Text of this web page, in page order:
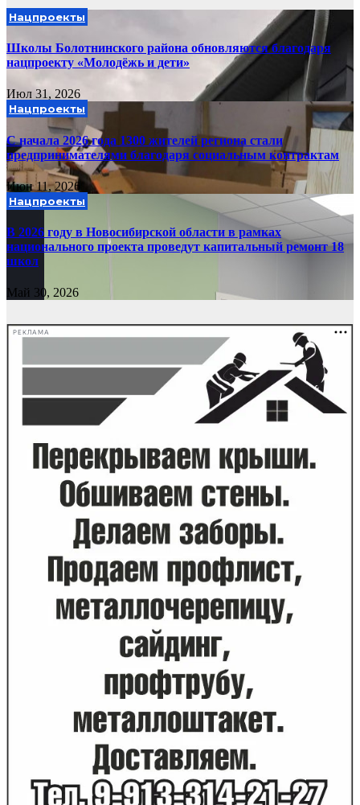
Нацпроекты
Школы Болотнинского района обновляются благодаря
нацпроекту «Молодёжь и дети»
Июл 31, 2026
Нацпроекты
С начала 2026 года 1300 жителей региона стали
предпринимателями благодаря социальным контрактам
Июн 11, 2026
Нацпроекты
В 2026 году в Новосибирской области в рамках
национального проекта проведут капитальный ремонт 18
школ
Май 30, 2026
РЕКЛАМА